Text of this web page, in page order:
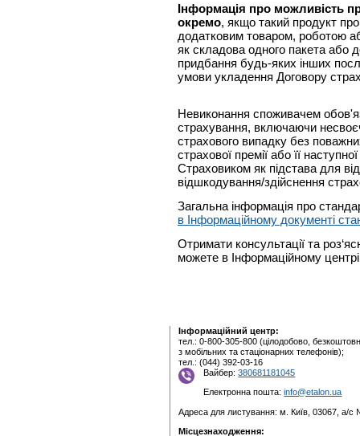
Інформація про можливість
окремо, якщо такий продукт
додатковим товаром, роботою
як складова одного пакета або
придбання будь-яких інших
умови укладення Договору
Невиконання споживачем
страхування, включаючи
страхового випадку без
страхової премії або її
Страховиком як підстава для
відшкодування/здійснення
Загальна інформація про
в Інформаційному документі
Отримати консультації та
можете в Інформаційному центрі
Інформаційний центр:
тел.: 0-800-305-800 (цілодобово,
з мобільних та стаціонарних телефонів);
тел.: (044) 392-03-16
Вайбер:380681181045
Електронна пошта:info@etalon.ua
Адреса для листування: м. Київ, 03067, а/с
Місцезнаходження: